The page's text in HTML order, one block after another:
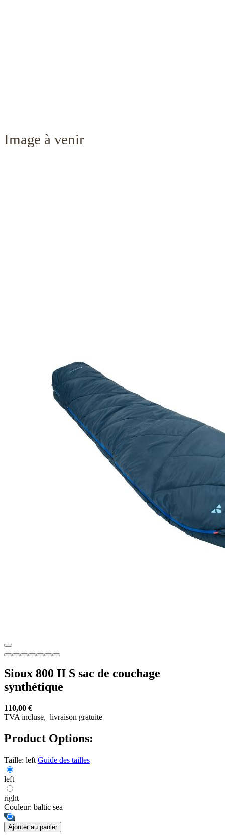
Sioux 800 II S sac de couchage
synthétique
110,00 €
TVA incluse, livraison gratuite
Product Options:
Taille: left Guide des tailles
left
right
Couleur: baltic sea
Ajouter au panier